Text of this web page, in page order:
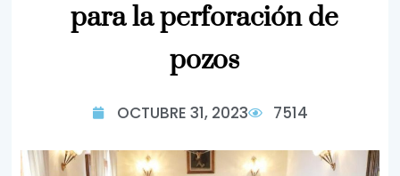
para la perforación de
pozos
OCTUBRE 31, 2023 7514